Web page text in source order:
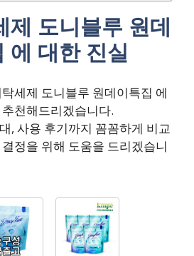
제 도니블루 원데
에 대한 진실
세제 도니블루 원데이특집 에
천해드리겠습니다.
, 사용 후기까지 꼼꼼하게 비교
정을 위해 도움을 드리겠습니